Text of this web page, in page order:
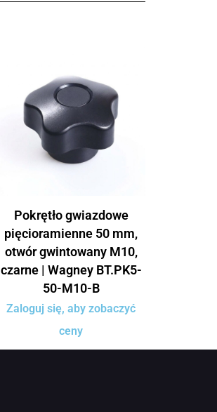
Pokrętło gwiazdowe
pięcioramienne 50 mm,
otwór gwintowany M10,
czarne | Wagney BT.PK5-
50-M10-B
Zaloguj się, aby zobaczyć
ceny